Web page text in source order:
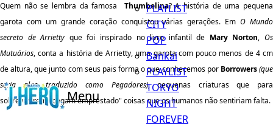
Menu
PLAYLIST
CITY
POP
Bankai
PLAYLIST
TOKYO
NIGHT
FOREVER
Quem não se lembra da famosa Thumbelina? A história de uma pequena
garota com um grande coração conquistou várias gerações. EmO Mundo
secreto de Arrietty que foi inspirado no livro infantil de Mary Norton,Os
Mutuários, conta a história de Arrietty, uma garota com pouco menos de 4 cm
de altura, que junto com seus pais forma o que conhecemos por Borrowers(que
seria algo traduzido como Pegadores), pequenas criaturas que para
sobreviverem "pegam emprestado" coisas que os humanos não sentiriam falta.